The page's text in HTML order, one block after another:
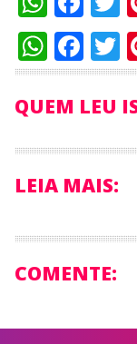
QUEM LEU
LEIA MAIS:
COMENTE: